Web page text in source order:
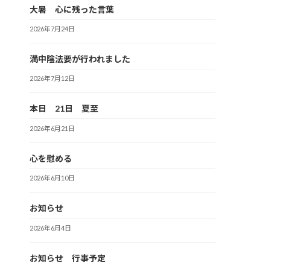
大暑 心に残った言葉
2026年7月24日
満中陰法要が行われました
2026年7月12日
本日 21日 夏至
2026年6月21日
心を慰める
2026年6月10日
お知らせ
2026年6月4日
お知らせ 行事予定